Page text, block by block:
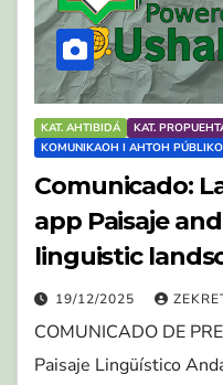
KAT. AHTIBIDÁ
KAT.
KOMUNIKAOH I AHTOH
Comunicado:
app Paisaje
linguistic
19/12/2025
COMUNICADO DE
Paisaje Lingüístico